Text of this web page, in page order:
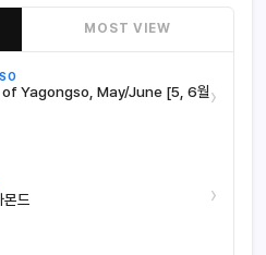
MOST VIEW
Yagongso, May/June [5, 6월›
몬드 ›